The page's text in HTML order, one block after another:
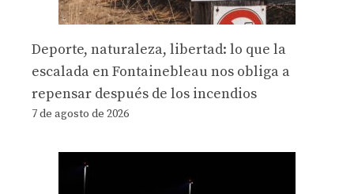
Deporte, naturaleza, libertad: lo que la
escalada en Fontainebleau nos obliga a
repensar después de los incendios
7 de agosto de 2026